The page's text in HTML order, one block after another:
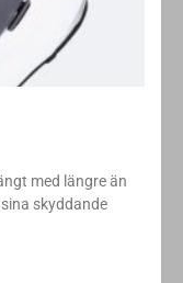
med längre än
skyddande